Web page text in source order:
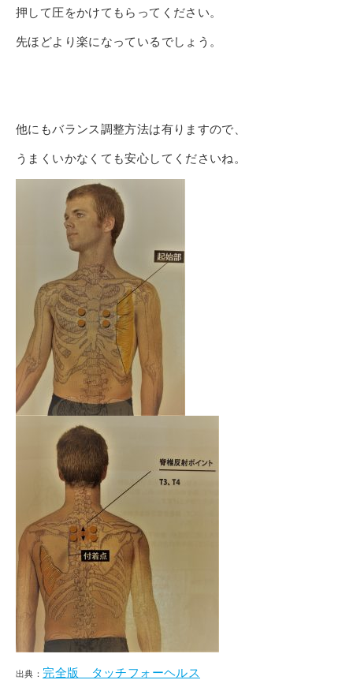
押して圧をかけてもらってください。
先ほどより楽になっているでしょう。
他にもバランス調整方法は有りますので、
うまくいかなくても安心してくださいね。
出典： 完全版 タッチフォーヘルス